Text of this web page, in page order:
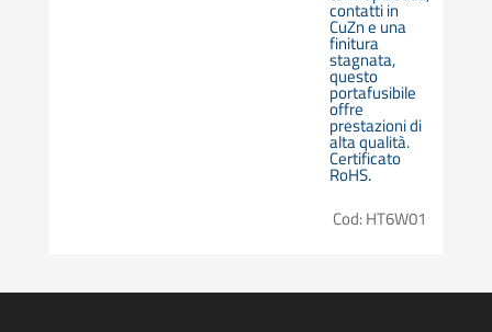
contatti in
CuZn e una
finitura
stagnata,
questo
portafusibile
offre
prestazioni di
alta qualità.
Certificato
RoHS.
Cod: HT6W01